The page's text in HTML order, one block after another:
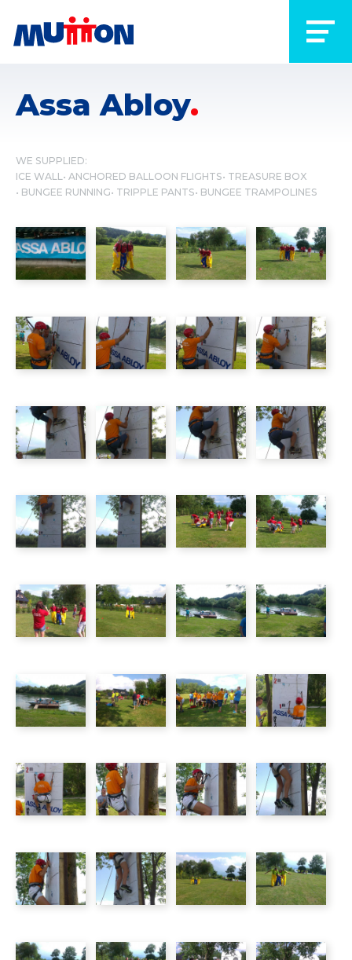
Assa Abloy
WE SUPPLIED:
ICE WALL ANCHORED BALLOON FLIGHTS TREASURE BOX
BUNGEE RUNNING TRIPPLE PANTS BUNGEE TRAMPOLINES